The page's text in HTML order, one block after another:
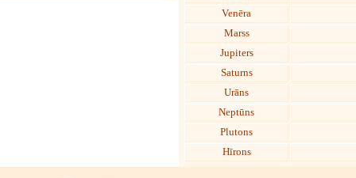
Venēra
Marss
Jupiters
Saturns
Urāns
Neptūns
Plutons
Hīrons